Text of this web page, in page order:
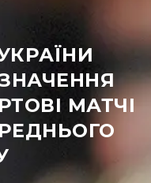
МАТЧІ